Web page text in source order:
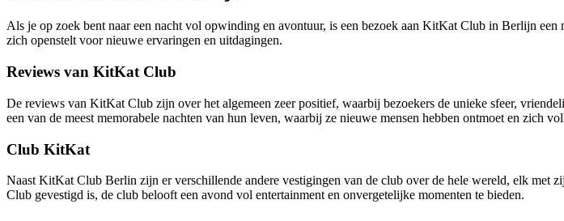
Als je op zoek bent naar een nacht vol opwinding en avontuur, is een bezoek aan KitKat Club in Berlijn
zich openstelt voor nieuwe ervaringen en uitdagingen.
Reviews van KitKat Club
De reviews van KitKat Club zijn over het algemeen zeer positief, waarbij bezoekers de unieke sfeer,
een van de meest memorabele nachten van hun leven, waarbij ze nieuwe mensen hebben ontmoet en zich
Club KitKat
Naast KitKat Club Berlin zijn er verschillende andere vestigingen van de club over de hele wereld, elk met
Club gevestigd is, de club belooft een avond vol entertainment en onvergetelijke momenten te bieden.